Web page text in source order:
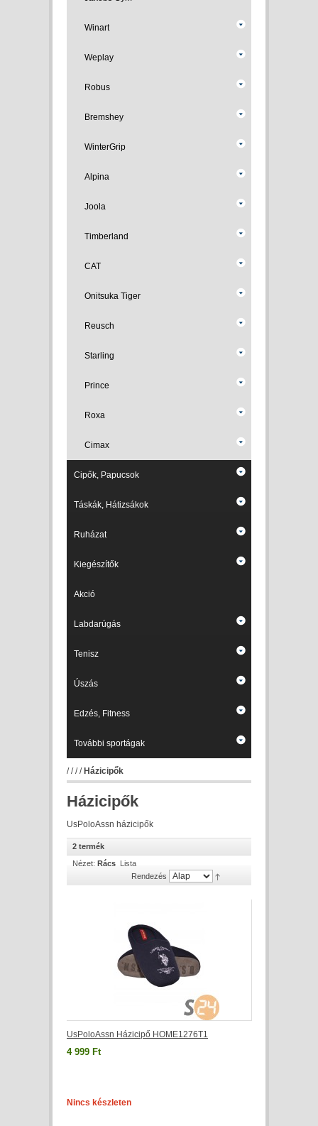
Winart
Weplay
Robus
Bremshey
WinterGrip
Alpina
Joola
Timberland
CAT
Onitsuka Tiger
Reusch
Starling
Prince
Roxa
Cimax
Cipők, Papucsok
Táskák, Hátizsákok
Ruházat
Kiegészítők
Akció
Labdarúgás
Tenisz
Úszás
Edzés, Fitness
További sportágak
//// Házicipők
Házicipők
UsPoloAssn házicipők
2 termék
Nézet: Rács Lista
Rendezés
UsPoloAssn Házicipő HOME1276T1
4 999 Ft
Nincs készleten